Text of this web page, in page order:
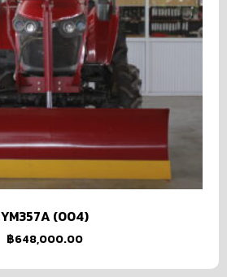
YM357A (004)
฿648,000.00